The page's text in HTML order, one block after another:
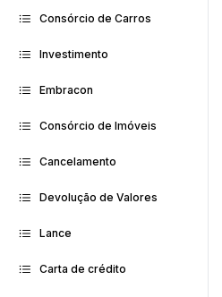
Consórcio de Carros
Investimento
Embracon
Consórcio de Imóveis
Cancelamento
Devolução de Valores
Lance
Carta de crédito